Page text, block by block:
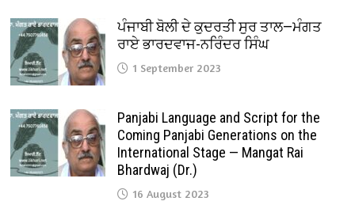
ਪੰਜਾਬੀ ਬੋਲੀ ਦੇ ਕੁਦਰਤੀ ਸੁਰ ਤਾਲ—ਮੰਗਤ
ਰਾਏ ਭਾਰਦਵਾਜ-ਨਰਿੰਦਰ ਸਿੰਘ
1 September 2023
Panjabi Language and Script for the
Coming Panjabi Generations on the
International Stage — Mangat Rai
Bhardwaj (Dr.)
16 August 2023